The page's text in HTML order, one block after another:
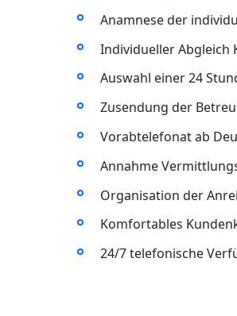
Anamnese der
Individueller Abgleich
Auswahl einer 24
Zusendung der
Vorabtelefonat ab
Annahme
Organisation der
Komfortables
24/7 telefonische